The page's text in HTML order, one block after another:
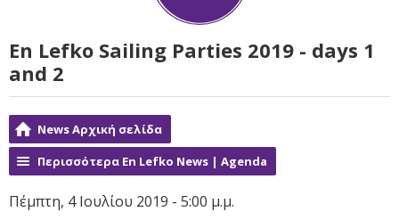
En Lefko Sailing Parties 2019 - days 1
and 2
News Αρχική σελίδα
Περισσότερα En Lefko News | Agenda
Πέμπτη, 4 Ιουλίου 2019 - 5:00 μ.μ.